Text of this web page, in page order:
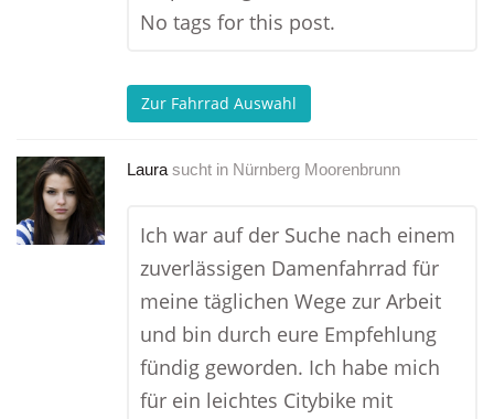
No tags for this post.
Zur Fahrrad Auswahl
Laura sucht in Nürnberg Moorenbrunn
Ich war auf der Suche nach einem
zuverlässigen Damenfahrrad für
meine täglichen Wege zur Arbeit
und bin durch eure Empfehlung
fündig geworden. Ich habe mich
für ein leichtes Citybike mit